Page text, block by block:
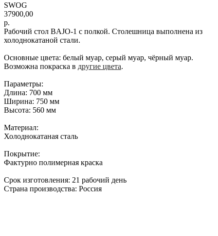
SWOG
37900,00
р.
Рабочий стол BAJO-1 с полкой. Столешница выполнена из
холоднокатаной стали.
Основные цвета: белый муар, серый муар, чёрный муар.
Возможна покраска в другие цвета.
Параметры:
Длина: 700 мм
Ширина: 750 мм
Высота: 560 мм
Материал:
Холоднокатаная сталь
Покрытие:
Фактурно полимерная краска
Срок изготовления: 21 рабочий день
Страна производства: Россия